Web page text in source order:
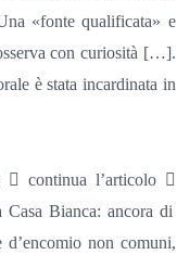
«fonte qualificata» e
con curiosità […].
è stata incardinata in
 continua l’articolo 
Bianca: ancora di
non comuni,